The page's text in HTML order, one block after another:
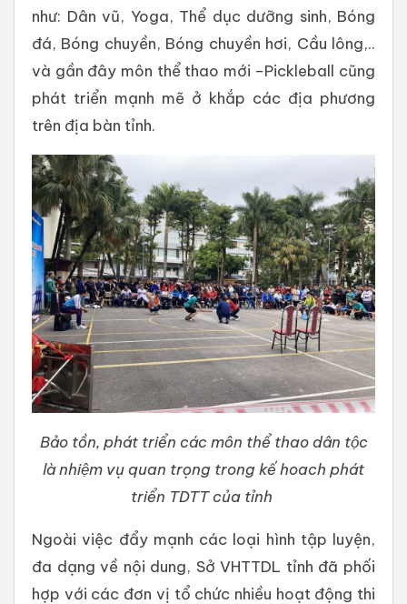
như: Dân vũ, Yoga, Thể dục dưỡng sinh, Bóng
đá, Bóng chuyền, Bóng chuyền hơi, Cầu lông,..
và gần đây môn thể thao mới –Pickleball cũng
phát triển mạnh mẽ ở khắp các địa phương
trên địa bàn tỉnh.
Bảo tồn, phát triển các môn thể thao dân tộc
là nhiệm vụ quan trọng trong kế hoach phát
triển TDTT của tỉnh
Ngoài việc đẩy mạnh các loại hình tập luyện,
đa dạng về nội dung, Sở VHTTDL tỉnh đã phối
hợp với các đơn vị tổ chức nhiều hoạt động thi